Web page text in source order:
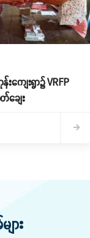
ကျေးရွာ၌ ‌VRFP
ချေး
ား